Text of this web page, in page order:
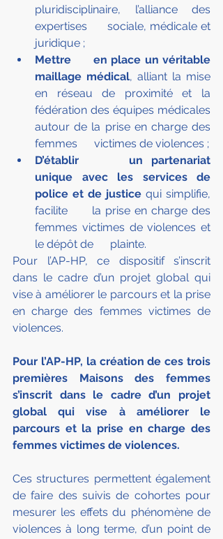
pluridisciplinaire, l’alliance des
expertises      sociale, médicale et
juridique ;
Mettre      en place un véritable
maillage médical, alliant la mise
en réseau de proximité et la
fédération des équipes médicales
autour de la prise en charge des
femmes      victimes de violences ;
D’établir      un partenariat
unique avec les services de
police et de justice qui simplifie,
facilite      la prise en charge des
femmes victimes de violences et
le dépôt de      plainte.
Pour l’AP-HP, ce dispositif s’inscrit
dans le cadre d’un projet global qui
vise à améliorer le parcours et la prise
en charge des femmes victimes de
violences.
Pour l’AP-HP, la création de ces trois
premières Maisons des femmes
s’inscrit dans le cadre d’un projet
global qui vise à améliorer le
parcours et la prise en charge des
femmes victimes de violences.
Ces structures permettent également
de faire des suivis de cohortes pour
mesurer les effets du phénomène de
violences à long terme, d’un point de